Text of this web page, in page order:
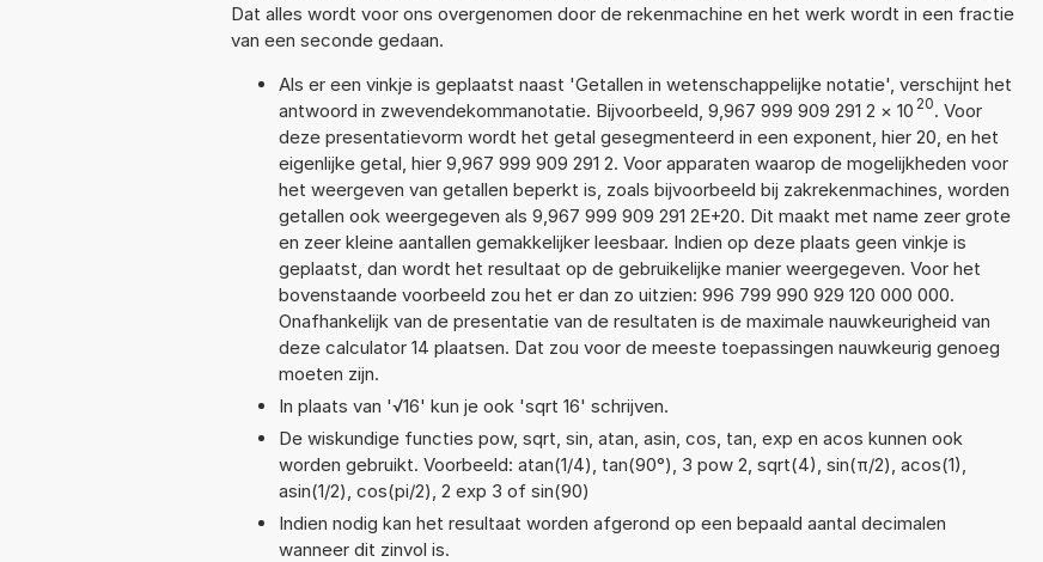
Dat alles wordt voor ons overgenomen door de rekenmachine en het werk wordt in een fractie
van een seconde gedaan.
Als er een vinkje is geplaatst naast 'Getallen in wetenschappelijke notatie', verschijnt het
antwoord in zwevendekommanotatie. Bijvoorbeeld, 9,967 999 909 291 2 × 10 20. Voor
deze presentatievorm wordt het getal gesegmenteerd in een exponent, hier 20, en het
eigenlijke getal, hier 9,967 999 909 291 2. Voor apparaten waarop de mogelijkheden voor
het weergeven van getallen beperkt is, zoals bijvoorbeeld bij zakrekenmachines, worden
getallen ook weergegeven als 9,967 999 909 291 2E+20. Dit maakt met name zeer grote
en zeer kleine aantallen gemakkelijker leesbaar. Indien op deze plaats geen vinkje is
geplaatst, dan wordt het resultaat op de gebruikelijke manier weergegeven. Voor het
bovenstaande voorbeeld zou het er dan zo uitzien: 996 799 990 929 120 000 000.
Onafhankelijk van de presentatie van de resultaten is de maximale nauwkeurigheid van
deze calculator 14 plaatsen. Dat zou voor de meeste toepassingen nauwkeurig genoeg
moeten zijn.
In plaats van '√16' kun je ook 'sqrt 16' schrijven.
De wiskundige functies pow, sqrt, sin, atan, asin, cos, tan, exp en acos kunnen ook
worden gebruikt. Voorbeeld: atan(1/4), tan(90°), 3 pow 2, sqrt(4), sin(π/2), acos(1),
asin(1/2), cos(pi/2), 2 exp 3 of sin(90)
Indien nodig kan het resultaat worden afgerond op een bepaald aantal decimalen
wanneer dit zinvol is.